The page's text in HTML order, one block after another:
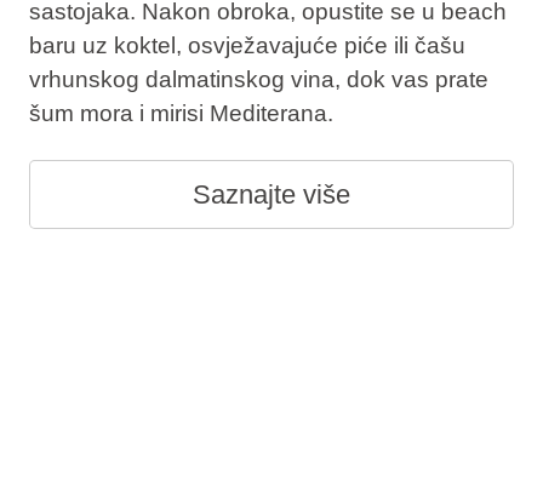
sastojaka. Nakon obroka, opustite se u beach
baru uz koktel, osvježavajuće piće ili čašu
vrhunskog dalmatinskog vina, dok vas prate
šum mora i mirisi Mediterana.
Saznajte više